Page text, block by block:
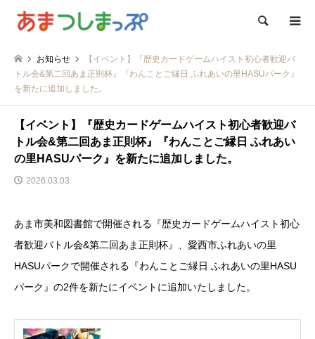
検索
お知らせ
【イベント】『歴史カードゲームハイスト初心者歓迎バ
トル会&第二回あま正則杯』『わんことご縁日 ふれあいの⾥HASUパーク』
を新たに追加しました。
【イベント】『歴史カードゲームハイスト初心者歓迎バ
トル会&第二回あま正則杯』『わんことご縁日 ふれあい
の⾥HASUパーク』を新たに追加しました。
2026.03.03
あま市美和図書館で開催される『歴史カードゲームハイスト初心
者歓迎バトル会&第二回あま正則杯』、愛西市ふれあいの里
HASUパークで開催される『わんことご縁日 ふれあいの⾥HASU
パーク』の2件を新たにイベントに追加いたしました。